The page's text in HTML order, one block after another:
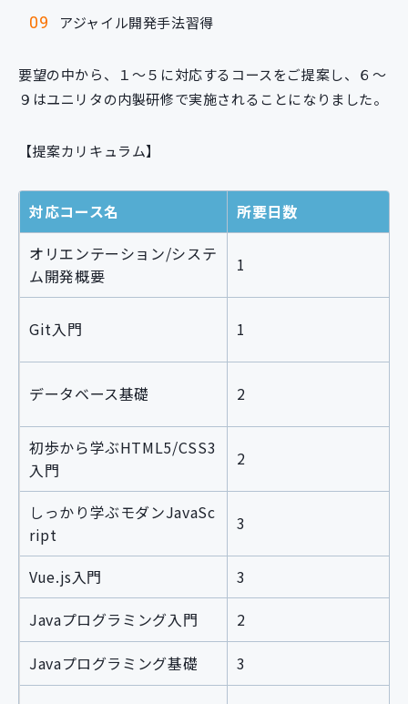
アジャイル開発手法習得
要望の中から、１〜５に対応するコースをご提案し、６〜
９はユニリタの内製研修で実施されることになりました。
【提案カリキュラム】
対応コース名
所要日数
オリエンテーション/システ
ム開発概要
1
Git入門 1
データベース基礎 2
初歩から学ぶHTML5/CSS3
入門
2
しっかり学ぶモダンJavaSc
ript
3
Vue.js入門
3
Javaプログラミング入門
2
Javaプログラミング基礎
3